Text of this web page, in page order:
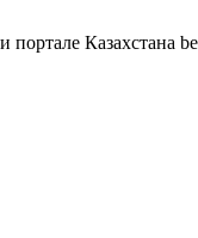
Казахстана